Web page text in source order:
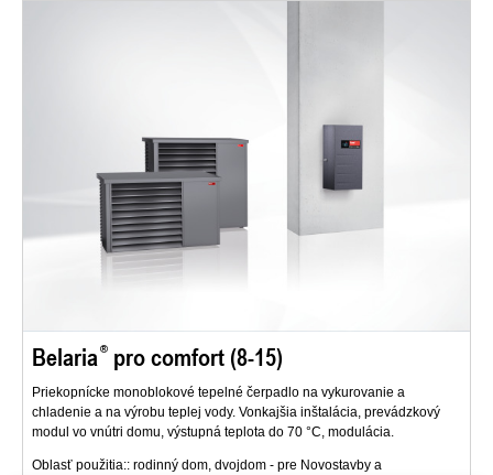
Belaria pro comfort (8-15)
Priekopnícke monoblokové tepelné čerpadlo na vykurovanie a
chladenie a na výrobu teplej vody. Vonkajšia inštalácia, prevádzkový
modul vo vnútri domu, výstupná teplota do 70 °C, modulácia.
Oblasť použitia:: rodinný dom, dvojdom - pre Novostavby a